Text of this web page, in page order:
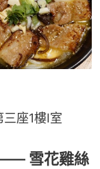
座1樓I室
雪花雞絲